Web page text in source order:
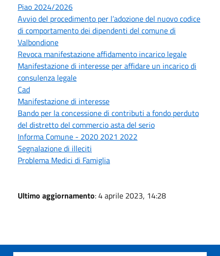
Piao 2024/2026
Avvio del procedimento per l’adozione del nuovo codice
di comportamento dei dipendenti del comune di
Valbondione
Revoca manifestazione affidamento incarico legale
Manifestazione di interesse per affidare un incarico di
consulenza legale
Cad
Manifestazione di interesse
Bando per la concessione di contributi a fondo perduto
del distretto del commercio asta del serio
Informa Comune - 2020 2021 2022
Segnalazione di illeciti
Problema Medici di Famiglia
Ultimo aggiornamento: 4 aprile 2023, 14:28